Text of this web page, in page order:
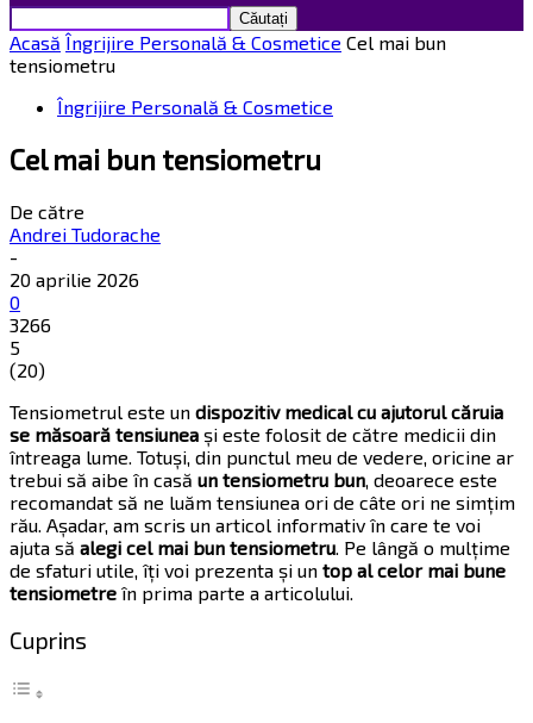
Acasă Îngrijire Personală & Cosmetice Cel mai bun
tensiometru
Îngrijire Personală & Cosmetice
Cel mai bun tensiometru
De către
Andrei Tudorache
-
20 aprilie 2026
0
3266
5
(20)
Tensiometrul este un dispozitiv medical cu ajutorul căruia
se măsoară tensiunea și este folosit de către medicii din
întreaga lume. Totuși, din punctul meu de vedere, oricine ar
trebui să aibe în casă un tensiometru bun, deoarece este
recomandat să ne luăm tensiunea ori de câte ori ne simțim
rău. Așadar, am scris un articol informativ în care te voi
ajuta să alegi cel mai bun tensiometru. Pe lângă o mulțime
de sfaturi utile, îți voi prezenta și un top al celor mai bune
tensiometre în prima parte a articolului.
Cuprins